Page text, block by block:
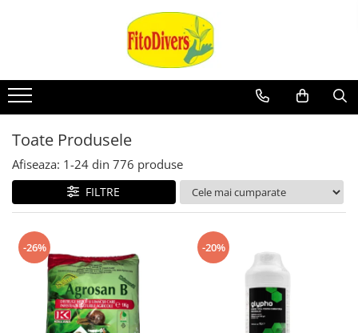
Toate Produsele
Afiseaza: 1-24 din 776 produse
FILTRE
-26% -20%